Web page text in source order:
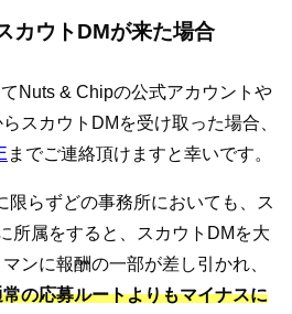
カウトDMが来た場合
Nuts & Chipの公式アカウントや
スカウトDMを受け取った場合、
までご連絡頂けますと幸いです。
限らずどの事務所においても、ス
所属をすると、スカウトDMを大
ンに報酬の一部が差し引かれ、
の応募ルートよりもマイナスに